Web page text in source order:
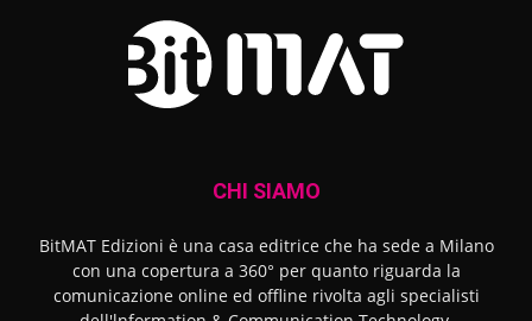
CHI SIAMO
BitMAT Edizioni è una casa editrice che ha sede a Milano
con una copertura a 360° per quanto riguarda la
comunicazione online ed offline rivolta agli specialisti